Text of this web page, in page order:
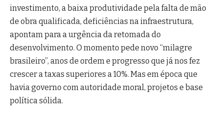
investimento, a baixa produtividade pela falta de mão
de obra qualificada, deficiências na infraestrutura,
apontam para a urgência da retomada do
desenvolvimento. O momento pede novo “milagre
brasileiro”, anos de ordem e progresso que já nos fez
crescer a taxas superiores a 10%. Mas em época que
havia governo com autoridade moral, projetos e base
política sólida.